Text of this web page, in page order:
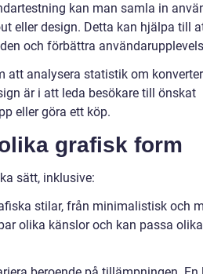
kan man samla in
eller design. Detta kan hjälpa till
och förbättra
att analysera statistik om
är i att leda besökare till önskat
eller göra ett köp.
grafisk form
sätt, inklusive:
stilar, från minimalistisk och
olika känslor och kan passa olika